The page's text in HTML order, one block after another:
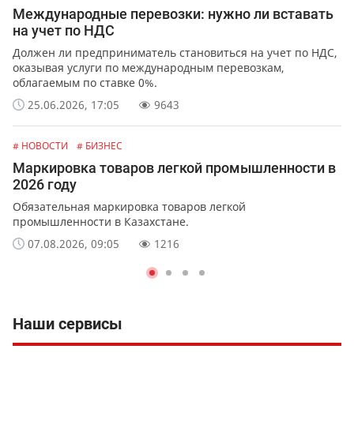
Международные перевозки: нужно ли вставать
на учет по НДС
Должен ли предприниматель становиться на учет по НДС,
оказывая услуги по международным перевозкам,
облагаемым по ставке 0%.
25.06.2026, 17:05
9643
# НОВОСТИ # БИЗНЕС
Маркировка товаров легкой промышленности в
2026 году
Обязательная маркировка товаров легкой
промышленности в Казахстане.
07.08.2026, 09:05
1216
Наши сервисы